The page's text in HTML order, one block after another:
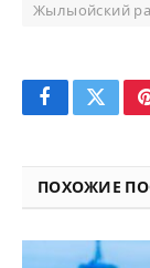
Жылыойский
Facebook
ПОХОЖИЕ